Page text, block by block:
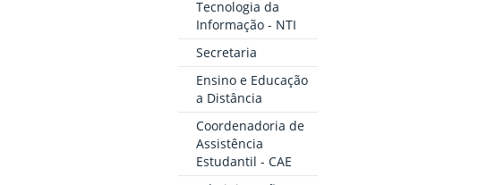
Tecnologia da
Informação - NTI
Secretaria
Ensino e Educação
a Distância
Coordenadoria de
Assistência
Estudantil - CAE